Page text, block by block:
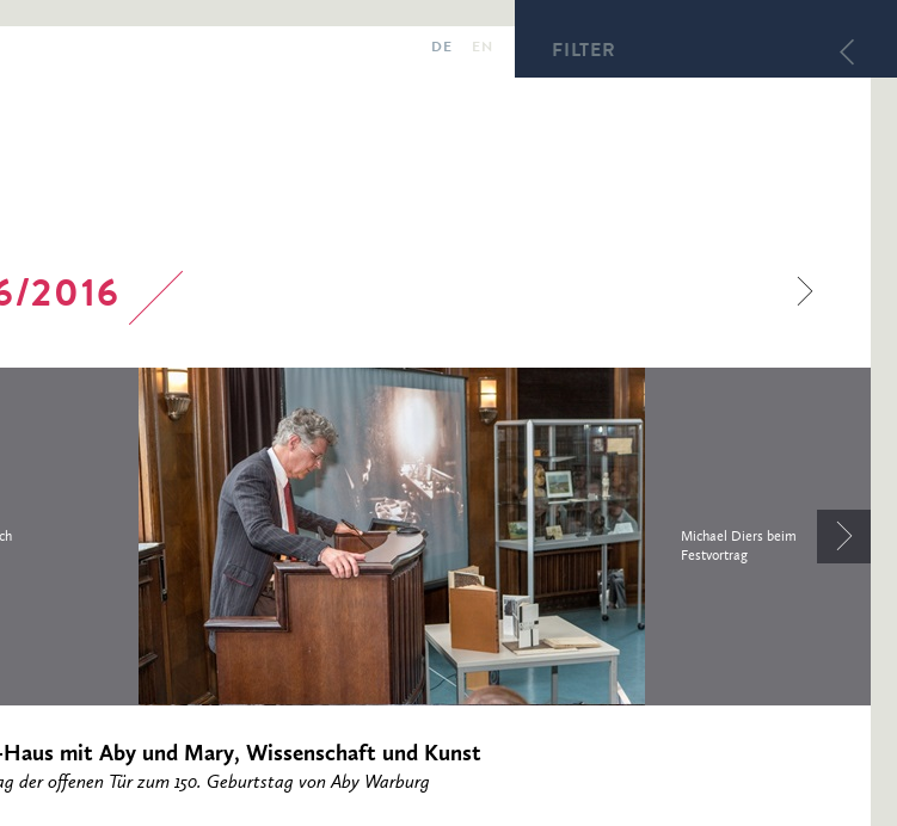
DE EN FILTER
2016
Michael Diers beim
Festvortrag
mit Aby und Mary, Wissenschaft und Kunst
der offenen Tür zum 150. Geburtstag von Aby Warburg